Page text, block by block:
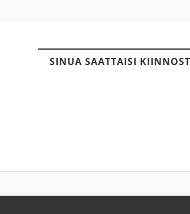
SINUA SAATTAISI